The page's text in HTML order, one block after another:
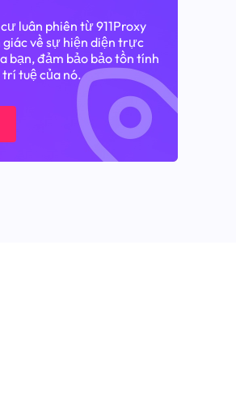
luân phiên từ 911Proxy
về sự hiện diện trực
bạn, đảm bảo bảo tồn tính
tuệ của nó.